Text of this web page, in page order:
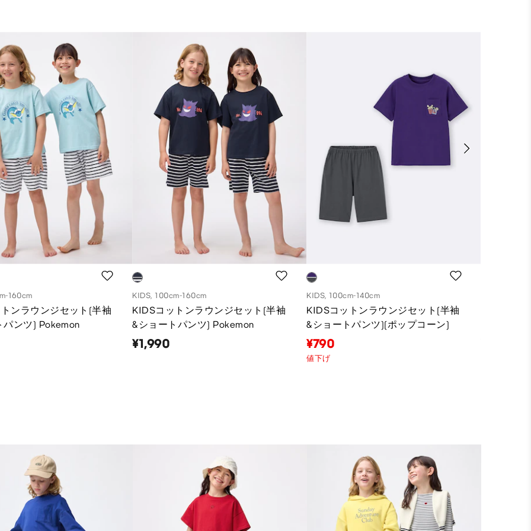
160cm
ンラウンジセット(半袖
パンツ) Pokemon
KIDS, 100cm-160cm
KIDSコットンラウンジセット(半袖
&ショートパンツ) Pokemon
¥1,990
KIDS, 100cm-140cm
KIDSコットンラウンジセット(半袖
&ショートパンツ)(ポップコーン)
¥790
値下げ